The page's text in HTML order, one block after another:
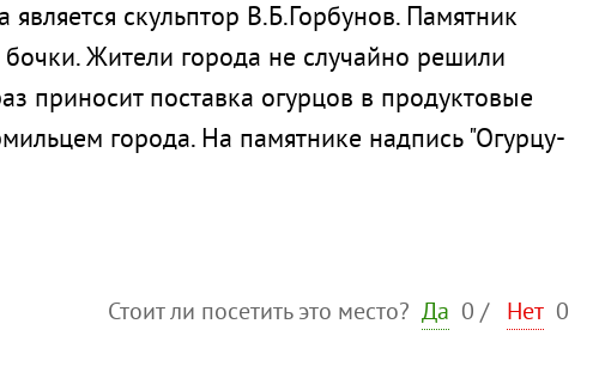
является скульптор В.Б.Горбунов. Памятник
Жители города не случайно решили
приносит поставка огурцов в продуктовые
города. На памятнике надпись "Огурцу-
Стоит ли посетить это место? Да 0 / Нет 0